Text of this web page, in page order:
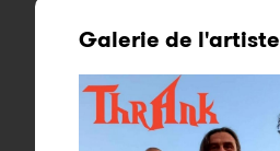
Galerie de l'artiste